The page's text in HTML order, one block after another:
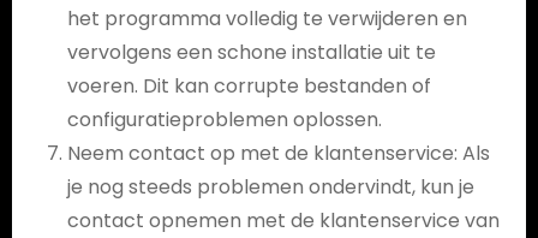
het programma volledig te verwijderen en
vervolgens een schone installatie uit te
voeren. Dit kan corrupte bestanden of
configuratieproblemen oplossen.
Neem contact op met de klantenservice: Als
je nog steeds problemen ondervindt, kun je
contact opnemen met de klantenservice van